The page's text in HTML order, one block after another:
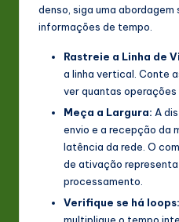
denso, siga uma
informações de tempo.
Rastreie a Linha de
a linha vertical. Conte
ver quantas operações
Meça a Largura: A
envio e a recepção da
latência da rede. O
de ativação
processamento.
Verifique se há loops: